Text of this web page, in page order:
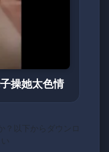
操她太色情
？以下からダウンロ